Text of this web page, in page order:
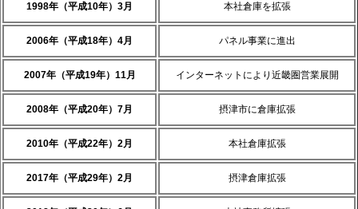
1998年（平成10年）3月 本社倉庫を拡張
2006年（平成18年）4月 パネル事業に進出
2007年（平成19年）11月 インターネットにより近畿圏営業展開
2008年（平成20年）7月 摂津市に倉庫拡張
2010年（平成22年）2月 本社倉庫拡張
2017年（平成29年）2月 摂津倉庫拡張